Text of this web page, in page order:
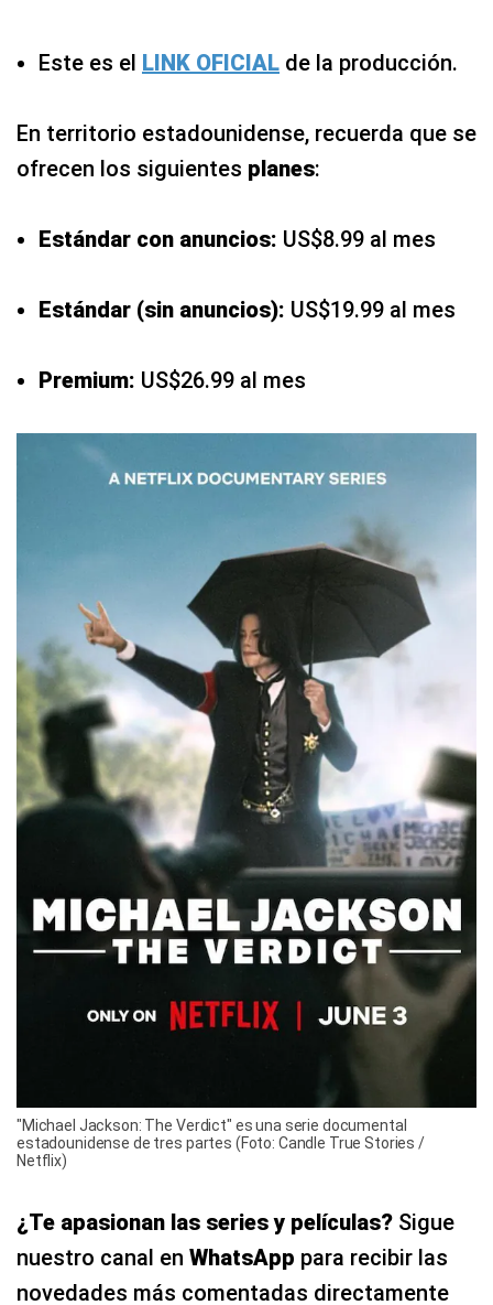
Este es el LINK OFICIAL de la producción.
En territorio estadounidense, recuerda que se
ofrecen los siguientes planes:
Estándar con anuncios: US$8.99 al mes
Estándar (sin anuncios): US$19.99 al mes
Premium: US$26.99 al mes
"Michael Jackson: The Verdict" es una serie documental
estadounidense de tres partes (Foto: Candle True Stories /
Netflix)
¿Te apasionan las series y películas? Sigue
nuestro canal en WhatsApp para recibir las
novedades más comentadas directamente